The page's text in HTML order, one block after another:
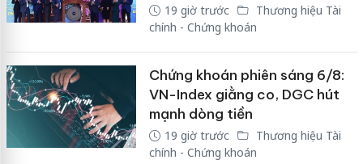
19 giờ trước
Thương hiệu Tài
chính - Chứng khoán
Chứng khoán phiên sáng 6/8:
VN-Index giằng co, DGC hút
mạnh dòng tiền
19 giờ trước
Thương hiệu Tài
chính - Chứng khoán